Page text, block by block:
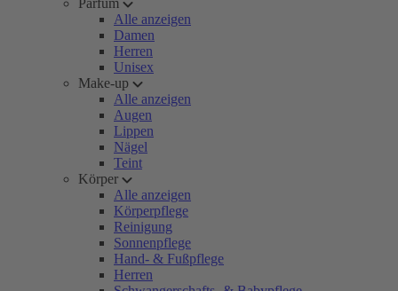
Parfum
Alle anzeigen
Damen
Herren
Unisex
Make-up
Alle anzeigen
Augen
Lippen
Nägel
Teint
Körper
Alle anzeigen
Körperpflege
Reinigung
Sonnenpflege
Hand- & Fußpflege
Herren